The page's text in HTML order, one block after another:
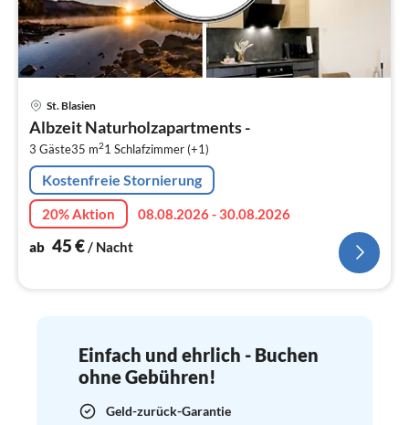
St. Blasien
Albzeit Naturholzapartments -
3 Gäste35 m21 Schlafzimmer (+1)
Kostenfreie Stornierung
20% Aktion
08.08.2026 - 30.08.2026
ab 45€/ Nacht
Einfach und ehrlich - Buchen
ohne Gebühren!
Geld-zurück-Garantie